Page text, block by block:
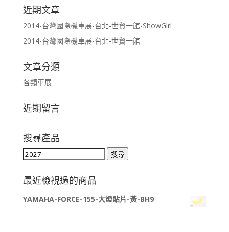
近期文章
2014-台灣國際機車展-台北-世貿一館-ShowGirl
2014-台灣國際機車展-台北-世貿一館
文章分類
各類車展
近期留言
搜尋產品
搜
關
鍵
字:
搜尋
最近檢視過的商品
YAMAHA-FORCE-155-大燈貼片-黃-BH9